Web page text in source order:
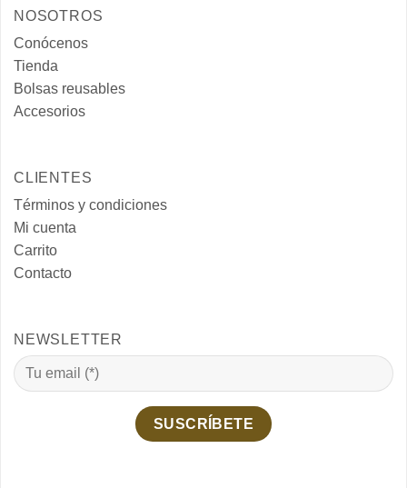
NOSOTROS
Conócenos
Tienda
Bolsas reusables
Accesorios
CLIENTES
Términos y condiciones
Mi cuenta
Carrito
Contacto
NEWSLETTER